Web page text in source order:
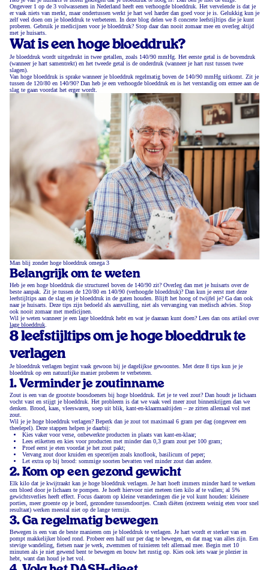
Ongeveer 1 op de 3 volwassenen in Nederland heeft een verhoogde bloeddruk. Het vervelende is dat je
er vaak niets van merkt, maar ondertussen werkt je hart wel harder dan goed voor je is. Gelukkig kun je
zelf veel doen om je bloeddruk te verbeteren. In deze blog delen we 8 concrete leefstijltips die je kunt
proberen. Gebruik je medicijnen voor je bloeddruk? Stop daar dan nooit zomaar mee en overleg altijd
met je huisarts.
Wat is een hoge bloeddruk?
Je bloeddruk wordt uitgedrukt in twee getallen, zoals 140/90 mmHg. Het eerste getal is de bovendruk
(wanneer je hart samentrekt) en het tweede getal is de onderdruk (wanneer je hart rust tussen twee
slagen).
Van hoge bloeddruk is sprake wanneer je bloeddruk regelmatig boven de 140/90 mmHg uitkomt. Zit je
tussen de 120/80 en 140/90? Dan heb je een verhoogde bloeddruk en is het verstandig om ermee aan de
slag te gaan voordat het erger wordt.
Man blij zonder hoge bloeddruk omega 3
Belangrijk om te weten
Heb je een hoge bloeddruk die structureel boven de 140/90 zit? Overleg dan met je huisarts over de
beste aanpak. Zit je tussen de 120/80 en 140/90 (verhoogde bloeddruk)? Dan kun je eerst met deze
leefstijltips aan de slag en je bloeddruk in de gaten houden. Blijft het hoog of twijfel je? Ga dan ook
naar je huisarts. Deze tips zijn bedoeld als aanvulling, niet als vervanging van medisch advies. Stop
ook nooit zomaar met medicijnen.
Wil je weten wanneer je een lage bloeddruk hebt en wat je daaraan kunt doen? Lees dan ons artikel over
lage bloeddruk.
8 leefstijltips om je hoge bloeddruk te
verlagen
Je bloeddruk verlagen begint vaak gewoon bij je dagelijkse gewoontes. Met deze 8 tips kun je je
bloeddruk op een natuurlijke manier proberen te verbeteren.
1. Verminder je zoutinname
Zout is een van de grootste boosdoeners bij hoge bloeddruk. Eet je te veel zout? Dan houdt je lichaam
vocht vast en stijgt je bloeddruk. Het probleem is dat we vaak veel meer zout binnenkrijgen dan we
denken. Brood, kaas, vleeswaren, soep uit blik, kant-en-klaarmaaltijden – ze zitten allemaal vol met
zout.
Wil je je hoge bloeddruk verlagen? Beperk dan je zout tot maximaal 6 gram per dag (ongeveer een
theelepel). Deze stappen helpen je daarbij:
Kies vaker voor verse, onbewerkte producten in plaats van kant-en-klaar;
Lees etiketten en kies voor producten met minder dan 0,3 gram zout per 100 gram;
Proef eerst je eten voordat je het zout pakt;
Vervang zout door kruiden en specerijen zoals knoflook, basilicum of peper;
Let extra op bij brood: sommige soorten bevatten veel minder zout dan andere.
2. Kom op een gezond gewicht
Elk kilo dat je kwijtraakt kan je hoge bloeddruk verlagen. Je hart hoeft immers minder hard te werken
om bloed door je lichaam te pompen. Je hoeft hiervoor niet meteen tien kilo af te vallen; al 5%
gewichtsverlies heeft effect. Focus daarom op kleine veranderingen die je vol kunt houden: kleinere
porties, meer groente op je bord, gezondere tussendoortjes. Crash diëten (extreem weinig eten voor snel
resultaat) werken meestal niet op de lange termijn.
3. Ga regelmatig bewegen
Bewegen is een van de beste manieren om je bloeddruk te verlagen. Je hart wordt er sterker van en
pompt makkelijker bloed rond. Probeer een half uur per dag te bewegen, en dat mag van alles zijn. Een
stevige wandeling, fietsen naar je werk, zwemmen of tuinieren telt allemaal mee. Begin met 10
minuten als je niet gewend bent te bewegen en bouw het rustig op. Kies ook iets waar je plezier in
hebt, want dan houd je het vol.